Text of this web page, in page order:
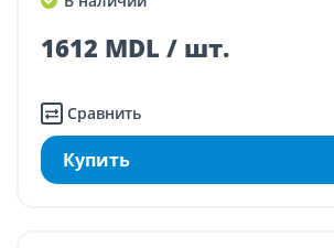
1612 MDL / шт.
Сравнить
Купить